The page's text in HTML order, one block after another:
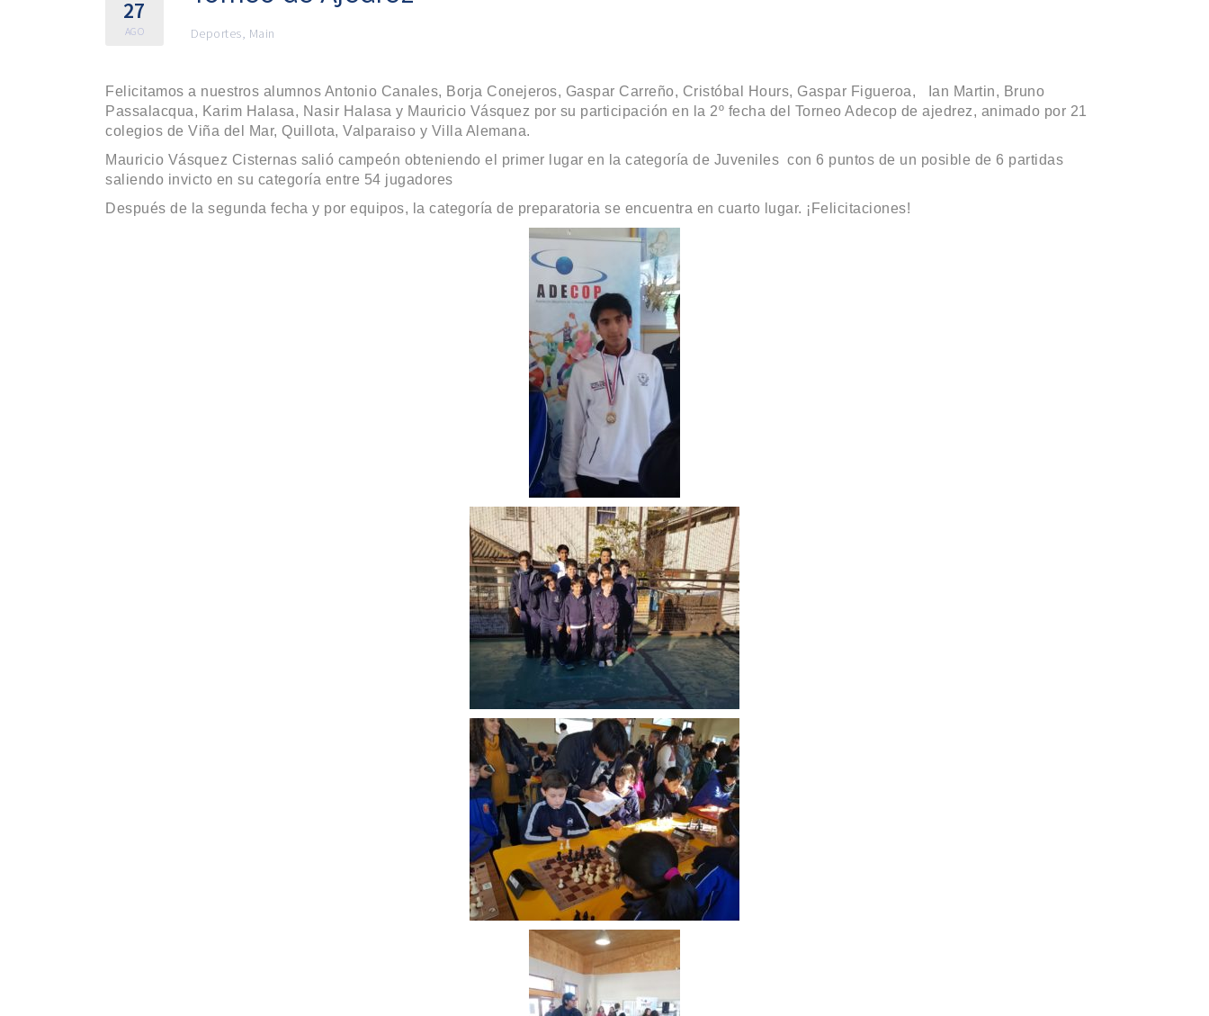
27
AGO Deportes, Main
Felicitamos a nuestros alumnos Antonio Canales, Borja Conejeros, Gaspar Carreño, Cristóbal Hours, Gaspar Figueroa, Ian Martin, Bruno
Passalacqua, Karim Halasa, Nasir Halasa y Mauricio Vásquez por su participación en la 2º fecha del Torneo Adecop de ajedrez, animado por 21
colegios de Viña del Mar, Quillota, Valparaiso y Villa Alemana.
Mauricio Vásquez Cisternas salió campeón obteniendo el primer lugar en la categoría de Juveniles con 6 puntos de un posible de 6 partidas
saliendo invicto en su categoría entre 54 jugadores
Después de la segunda fecha y por equipos, la categoría de preparatoria se encuentra en cuarto lugar. ¡Felicitaciones!